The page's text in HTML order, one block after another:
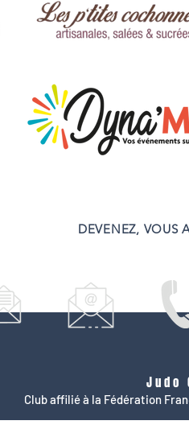
DEVENEZ, VOUS
Judo
Club affilié à la Fédération